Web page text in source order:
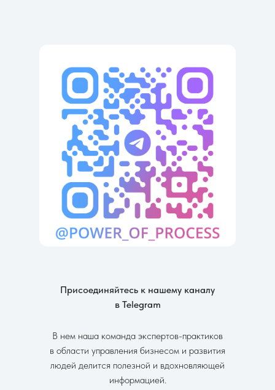
Присоединяйтесь к нашему каналу
в Telegram
В нем наша команда экспертов-практиков
в области управления бизнесом и развития
людей делится полезной и вдохновляющей
информацией.